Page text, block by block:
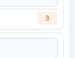
3